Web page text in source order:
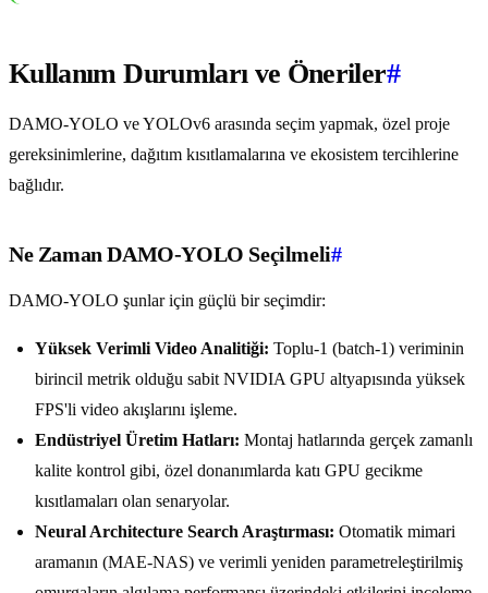
Kullanım Durumları ve Öneriler#
DAMO-YOLO ve YOLOv6 arasında seçim yapmak, özel proje
gereksinimlerine, dağıtım kısıtlamalarına ve ekosistem tercihlerine
bağlıdır.
Ne Zaman DAMO-YOLO Seçilmeli#
DAMO-YOLO şunlar için güçlü bir seçimdir:
Yüksek Verimli Video Analitiği: Toplu-1 (batch-1) veriminin
birincil metrik olduğu sabit NVIDIA GPU altyapısında yüksek
FPS'li video akışlarını işleme.
Endüstriyel Üretim Hatları: Montaj hatlarında gerçek zamanlı
kalite kontrol gibi, özel donanımlarda katı GPU gecikme
kısıtlamaları olan senaryolar.
Neural Architecture Search Araştırması: Otomatik mimari
aramanın (MAE-NAS) ve verimli yeniden parametreleştirilmiş